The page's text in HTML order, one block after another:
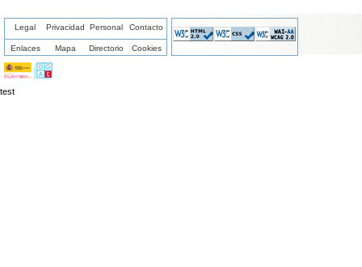
Legal Privacidad Personal Contacto
Enlaces Mapa Directorio Cookies
test